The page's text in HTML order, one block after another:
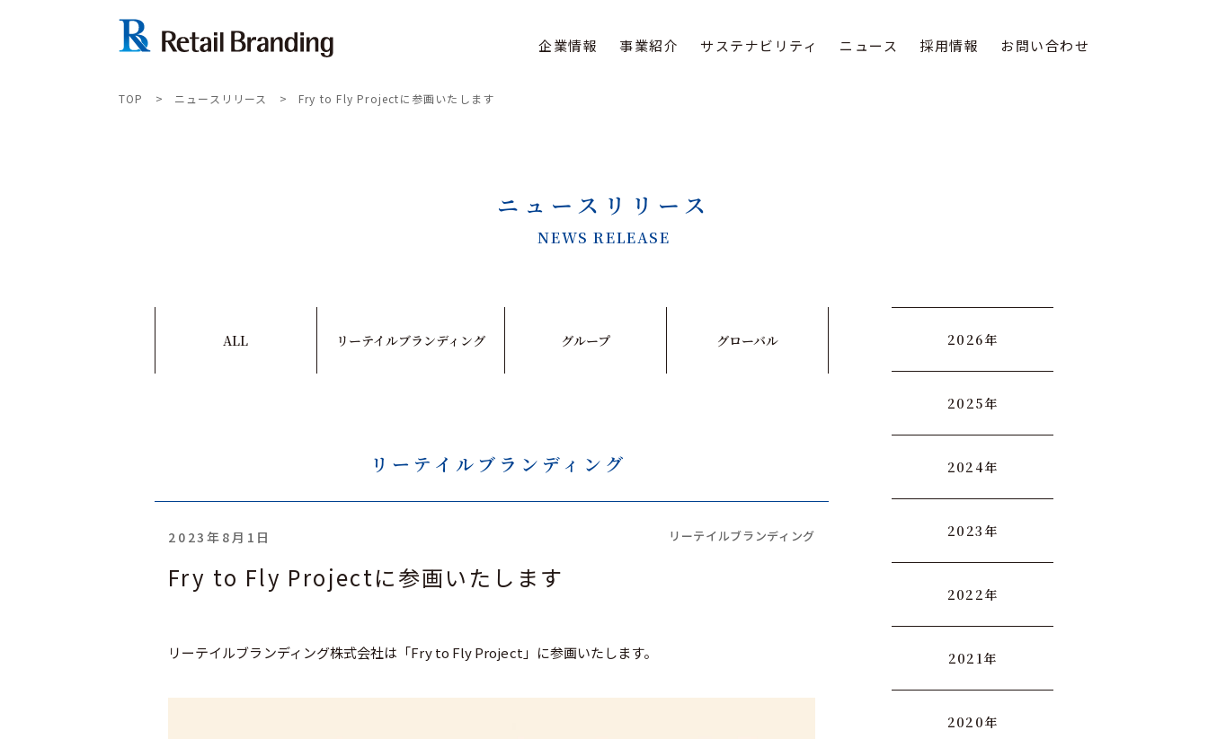
企業情報 事業紹介 サステナビリティ ニュース 採用情報 お問い合わせ
TOP > ニュースリリース > Fry to Fly Projectに参画いたします
ニュースリリース
NEWS RELEASE
ALL リーテイルブランディング グループ グローバル
リーテイルブランディング
2023年8月1日 リーテイルブランディング
Fry to Fly Projectに参画いたします
リーテイルブランディング株式会社は「Fry to Fly Project」に参画いたします。
2026年
2025年
2024年
2023年
2022年
2021年
2020年